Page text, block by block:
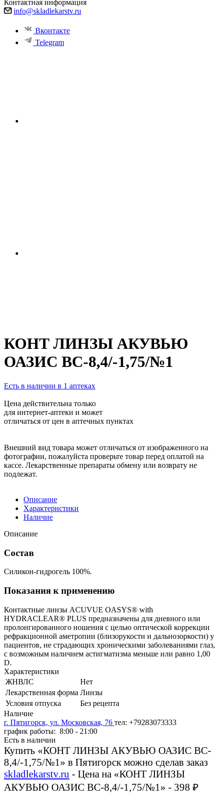
Контактная информация
info@skladlekarstv.ru
Вконтакте
Telegram
КОНТ ЛИНЗЫ АКУВЬЮ
ОАЗИС BC-8,4/-1,75/№1
Есть в наличии в 1 аптеках
Цена действительна только
для интернет-аптеки и может
отличаться от цен в аптечных пунктах
Внешний вид товара может отличаться от изображенного на
фотографии, пожалуйста проверьте товар перед оплатой на
кассе. Лекарственные препараты обмену или возврату не
подлежат.
Описание
Характеристики
Наличие
Описание
Состав
Силикон-гидрогель 100%.
Показания к применению
Контактные линзы ACUVUE OASYS® with
HYDRACLEAR® PLUS предназначены для дневного или
пролонгированного ношения с целью оптической коррекции
рефракционной аметропии (близорукости и дальнозоркости) у
пациентов, не страдающих хроническими заболеваниями глаз,
с возможным наличием астигматизма меньше или равно 1,00
D.
Характеристики
ЖНВЛС
Нет
Лекарственная форма Линзы
Условия отпуска
Без рецепта
Наличие
г. Пятигорск, ул. Московская, 76 тел: +79283073333
график работы: 8:00 - 21:00
Есть в наличии
Купить «КОНТ ЛИНЗЫ АКУВЬЮ ОАЗИС BC-
8,4/-1,75/№1» в Пятигорск можно сделав заказ
skladlekarstv.ru - Цена на «КОНТ ЛИНЗЫ
АКУВЬЮ ОАЗИС BC-8,4/-1,75/№1» - 398 ₽